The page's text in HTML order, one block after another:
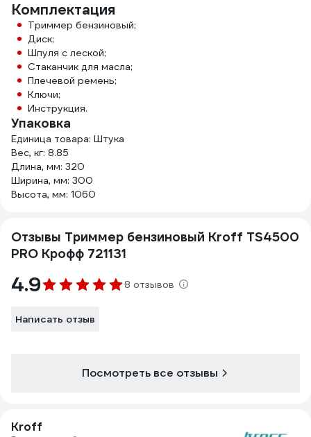
Комплектация
Триммер бензиновый;
Диск;
Шпуля с леской;
Стаканчик для масла;
Плечевой ремень;
Ключи;
Инструкция.
Упаковка
Единица товара: Штука
Вес, кг: 8.85
Длина, мм: 320
Ширина, мм: 300
Высота, мм: 1060
Отзывы Триммер бензиновый Kroff TS4500
PRO Крофф 721131
4.9 8 отзывов
Написать отзыв
Посмотреть все отзывы
Kroff